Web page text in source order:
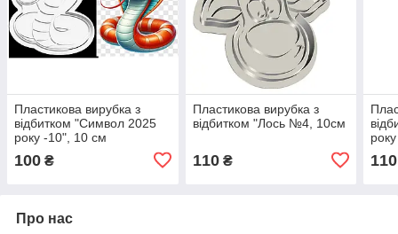
Пластикова вирубка з
відбитком "Символ 2025
року -10", 10 см
100 ₴
Пластикова вирубка з
відбитком "Лось №4, 10см
110₴ 110
Про нас